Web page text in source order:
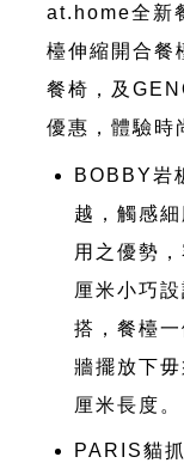
at.home全新
檯伸縮開合餐
餐椅，及
優惠，體驗時
BOBBY岩
越，觸感
用之優勢
厘米小巧
搭，餐檯
牆擺放下
厘米長度。
PARIS貓